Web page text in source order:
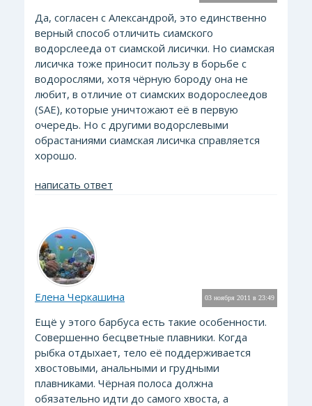
Да, согласен с Александрой, это единственно
верный способ отличить сиамского
водорслееда от сиамской лисички. Но сиамская
лисичка тоже приносит пользу в борьбе с
водорослями, хотя чёрную бороду она не
любит, в отличие от сиамских водорослеедов
(SAE), которые уничтожают её в первую
очередь. Но с другими водорслевыми
обрастаниями сиамская лисичка справляется
хорошо.
написать ответ
03 ноября 2011 в 23:49
Елена Черкашина
Ещё у этого барбуса есть такие особенности.
Совершенно бесцветные плавники. Когда
рыбка отдыхает, тело её поддерживается
хвостовыми, анальными и грудными
плавниками. Чёрная полоса должна
обязательно идти до самого хвоста, а